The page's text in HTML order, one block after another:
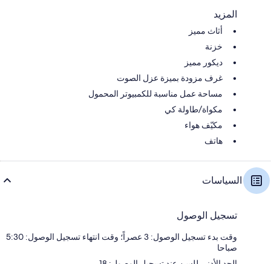
المزيد
أثاث مميز
خزنة
ديكور مميز
غرف مزودة بميزة عزل الصوت
مساحة عمل مناسبة للكمبيوتر المحمول
مكواة/طاولة كي
مكيّف هواء
هاتف
السياسات
تسجيل الوصول
وقت بدء تسجيل الوصول: 3 عصراً؛ وقت انتهاء تسجيل الوصول: 5:30
صباحا